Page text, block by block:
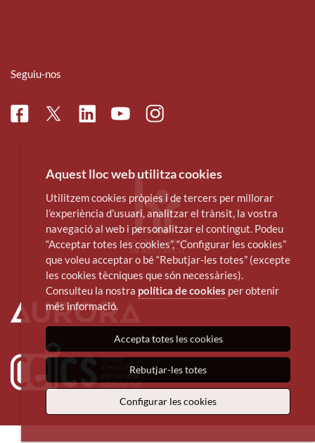
Seguiu-nos
FacebookTwitterLinkedinYoutubeInstagram
Aquest lloc web utilitza cookies
Utilitzem cookies pròpies i de tercers per millorar
l’experiència d’usuari, analitzar el trànsit, la vostra
navegació al web i personalitzar el contingut. Podeu
“Acceptar totes les cookies”, “Configurar les cookies”
que voleu acceptar o bé “Rebutjar-les totes” (excepte
les cookies tècniques que són necessàries).
Consulteu la nostra política de cookies per obtenir
més informació.
Accepta totes les cookies
Rebutjar-les totes
Configurar les cookies